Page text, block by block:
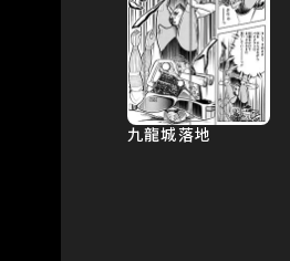
九龍城落地